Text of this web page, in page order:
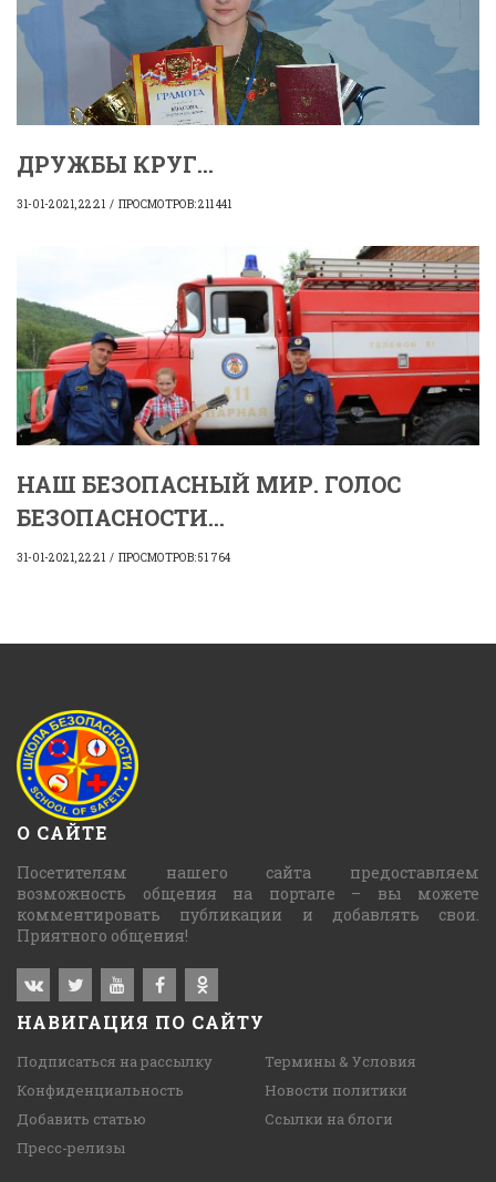
ДРУЖБЫ КРУГ...
31-01-2021, 22:21 ПРОСМОТРОВ: 211 441
НАШ БЕЗОПАСНЫЙ МИР. ГОЛОС
БЕЗОПАСНОСТИ...
31-01-2021, 22:21 ПРОСМОТРОВ: 51 764
О САЙТЕ
Посетителям нашего сайта предоставляем
возможность общения на портале – вы можете
комментировать публикации и добавлять свои.
Приятного общения!
НАВИГАЦИЯ ПО САЙТУ
Подписаться на рассылку
Термины & Условия
Конфиденциальность
Новости политики
Добавить статью
Ссылки на блоги
Пресс-релизы